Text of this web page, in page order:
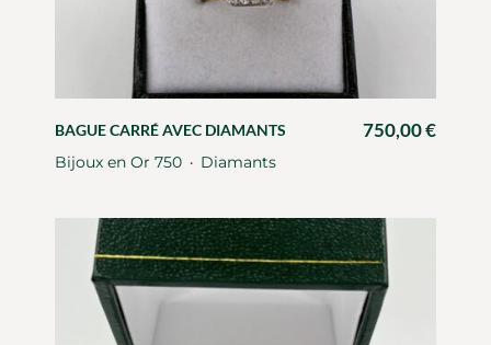
BAGUE CARRÉ AVEC DIAMANTS 750,00€
Bijoux en Or 750 ・ Diamants